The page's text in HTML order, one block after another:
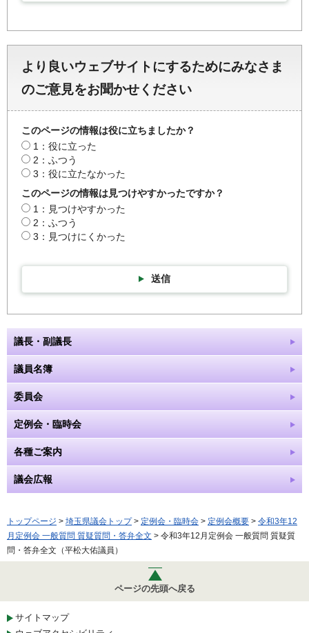
より良いウェブサイトにするためにみなさま
のご意見をお聞かせください
このページの情報は役に立ちましたか？
1：役に立った
2：ふつう
3：役に立たなかった
このページの情報は見つけやすかったですか？
1：見つけやすかった
2：ふつう
3：見つけにくかった
送信
議長・副議長
議員名簿
委員会
定例会・臨時会
各種ご案内
議会広報
トップページ > 埼玉県議会トップ> 定例会・臨時会 > 定例会概要 > 令和3年12
月定例会 一般質問 質疑質問・答弁全文 > 令和3年12月定例会 一般質問 質疑質
問・答弁全文（平松大佑議員）
ページの先頭へ戻る
サイトマップ